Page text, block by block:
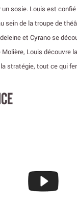
un sosie. Louis est
sein de la troupe de
et Cyrano se
Louis découvre
stratégie, tout ce qui